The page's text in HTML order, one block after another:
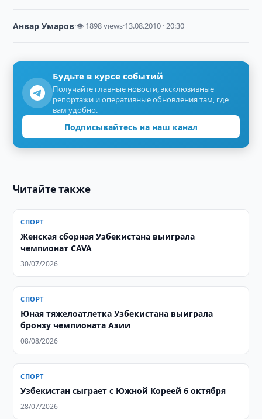
Анвар Умаров·👁 1898 views·13.08.2010 · 20:30
Будьте в курсе событий
Получайте главные новости, эксклюзивные
репортажи и оперативные обновления там, где
вам удобно.
Подписывайтесь на наш канал
Читайте также
СПОРТ
Женская сборная Узбекистана выиграла
чемпионат CAVA
30/07/2026
СПОРТ
Юная тяжелоатлетка Узбекистана выиграла
бронзу чемпионата Азии
08/08/2026
СПОРТ
Узбекистан сыграет с Южной Кореей 6 октября
28/07/2026